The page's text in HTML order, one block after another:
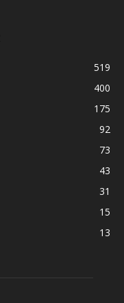
519
400
175
92
73
43
31
15
13